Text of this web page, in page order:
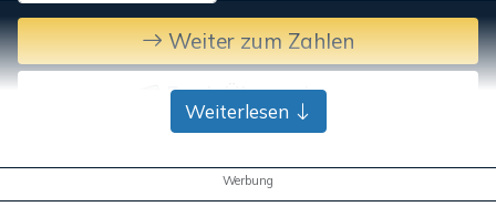
Weiter zum Zahlen
Bank-Überweisung
Weiterlesen
Werbung